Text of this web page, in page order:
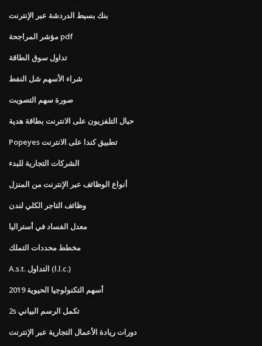
بنك بسيط الدردشة عبر الإنترنت
مؤشر المراجحة pdf
تداول سوق الطاقة
شراء الأسهم شل النفط
صورة سهم التصويت
حبال التلفزيون على الانترنت بطاقة هدية
Popeyes تطبيق كندا على الانترنت
الشركات التجارية للبدء
أنواع الوظائف عبر الإنترنت من المنزل
وظائف التاجر الكلي لندن
معدل الفساد في أستراليا
مخطط محددات التملك
A.s.t. التداول (l.l.c.)
أسهم التكنولوجيا الحيوية 2019
2s تكمل الرسم البياني
دورات ريادة الأعمال التجارية عبر الإنترنت